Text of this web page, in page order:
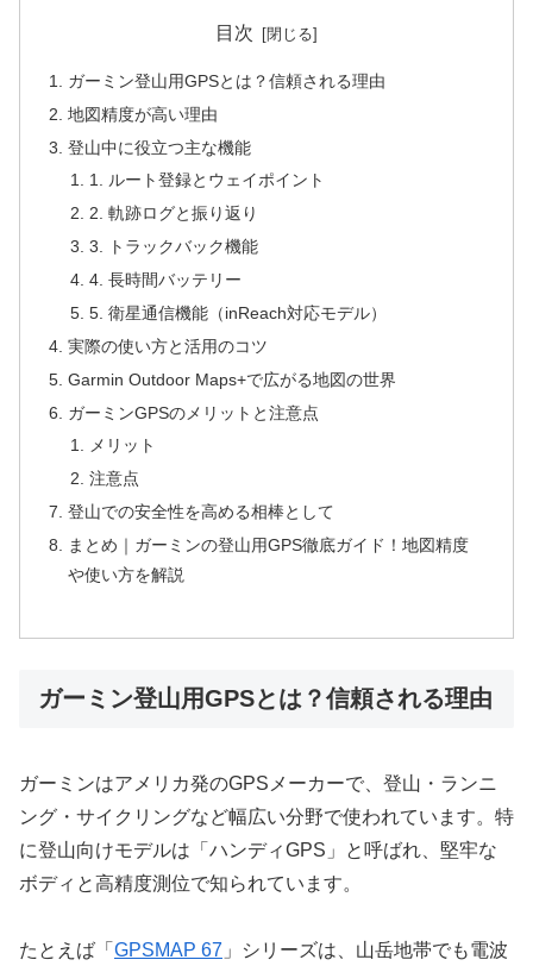
目次
ガーミン登山用GPSとは？信頼される理由
地図精度が高い理由
登山中に役立つ主な機能
1. ルート登録とウェイポイント
2. 軌跡ログと振り返り
3. トラックバック機能
4. 長時間バッテリー
5. 衛星通信機能（inReach対応モデル）
実際の使い方と活用のコツ
Garmin Outdoor Maps+で広がる地図の世界
ガーミンGPSのメリットと注意点
メリット
注意点
登山での安全性を高める相棒として
まとめ｜ガーミンの登山用GPS徹底ガイド！地図精度
や使い方を解説
ガーミン登山用GPSとは？信頼される理由
ガーミンはアメリカ発のGPSメーカーで、登山・ランニ
ング・サイクリングなど幅広い分野で使われています。特
に登山向けモデルは「ハンディGPS」と呼ばれ、堅牢な
ボディと高精度測位で知られています。
たとえば「 GPSMAP 67 」シリーズは、山岳地帯でも電波